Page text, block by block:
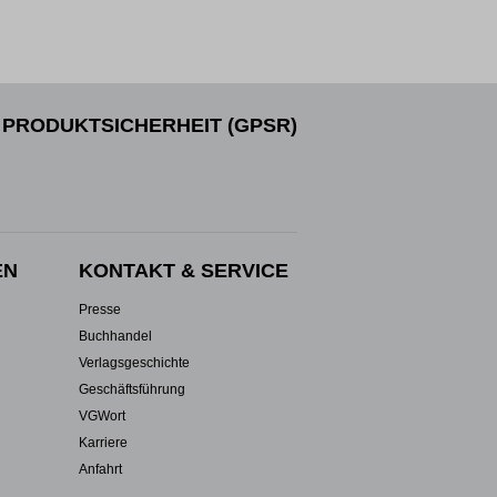
PRODUKTSICHERHEIT (GPSR)
KONTAKT & SERVICE
Presse
Buchhandel
Verlagsgeschichte
Geschäftsführung
VGWort
Karriere
Anfahrt